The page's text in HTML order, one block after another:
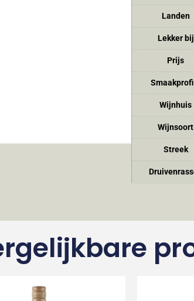
Landen
Lekker bij
Prijs
Wijnhuis
Wijnsoort
Streek